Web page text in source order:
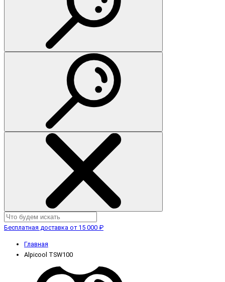
Бесплатная доставка от 15 000 ₽
Главная
Alpicool TSW100